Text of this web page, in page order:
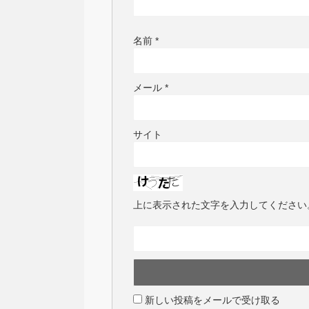
名前 *
メール *
サイト
上に表示された文字を入力してください
新しい投稿をメールで受け取る